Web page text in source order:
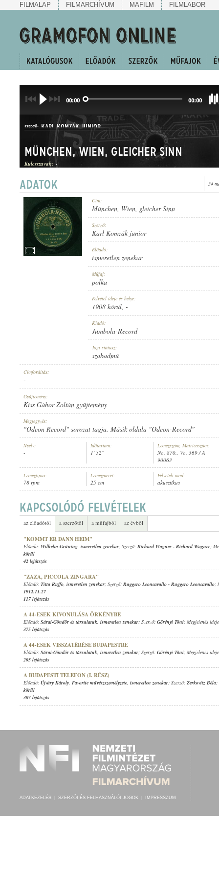
FILMALAP FILMARCHÍVUM MAFILM FILMLABOR
00:00 00:00
SZERZŐ: KARL KOMZÁK JUNIOR
MŰFAJ: POLKA
1908 KÖRÜL
LEMEZSZÁM:
München, Wien, gleicher Sinn
Kulcsszavak: -
34
Cím:
München, Wien, gleicher Sinn
Szerző:
Karl Komzák junior
Előadó:
ismeretlen zenekar
Műfaj:
polka
Felvétel ideje és helye:
1908 körül, -
Kiadó:
Jumbola-Record
Jogi státusz:
szabadmű
Címfordítás:
-
Gyűjtemény:
Kiss Gábor Zoltán gyűjtemény
Megjegyzés:
"Odeon Record" sorozat tagja. Másik oldala "Odeon-Record"
Nyelv:
-
Időtartam:
1' 52"
Lemezszám, Matricaszám:
No. 870., Vo. 369 / A
90063
Lemeztípus:
78 rpm
Lemezméret:
25 cm
Felvételi mód:
akusztikus
az előadótól a szerzőtől a műfajból az évből
"KOMMT ER DANN HEIM"
Előadó: Wilhelm Grüning, ismeretlen zenekar; Szerző: Richard Wagner - Richard Wagner;
körül
42 lejátszás
"ZAZA, PICCOLA ZINGARA"
Előadó: Titta Ruffo, ismeretlen zenekar; Szerző: Ruggero Leoncavallo - Ruggero Leoncavallo;
1912.11.27
117 lejátszás
A 44-ESEK KIVONULÁSA ÖRKÉNYBE
Előadó: Sárai-Göndör és társulatuk, ismeretlen zenekar; Szerző: Görényi Tóni; Megjelenés
375 lejátszás
A 44-ESEK VISSZATÉRÉSE BUDAPESTRE
Előadó: Sárai-Göndör és társulatuk, ismeretlen zenekar; Szerző: Görényi Tóni; Megjelenés
205 lejátszás
A BUDAPESTI TELEFON (I. RÉSZ)
Előadó: Újváry Károly, Favorite művészszemélyzete, ismeretlen zenekar; Szerző: Zerkovitz Béla;
körül
307 lejátszás
ADATKEZELÉS SZERZŐI ÉS FELHASZNÁLÓI JOGOK IMPRESSZUM